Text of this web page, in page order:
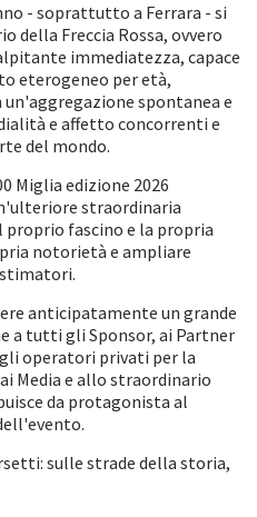
- soprattutto a Ferrara - si
Freccia Rossa, ovvero
immediatezza, capace
eterogeneo per età,
spontanea e
e affetto concorrenti e
del mondo.
Miglia edizione 2026
straordinaria
fascino e la propria
notorietà e ampliare
anticipatamente un grande
a tutti gli Sponsor, ai Partner
operatori privati per la
Media e allo straordinario
da protagonista al
sulle strade della storia,